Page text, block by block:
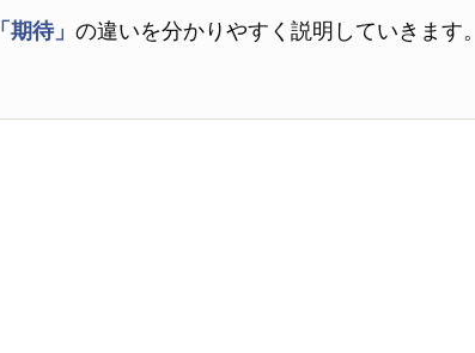
「期待」の違いを分かりやすく説明していきます。